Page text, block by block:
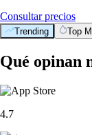
Consultar precios
Trending Top
Qué opinan
4.7